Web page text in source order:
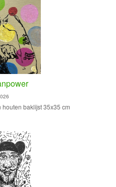
baklijst 35x35 cm